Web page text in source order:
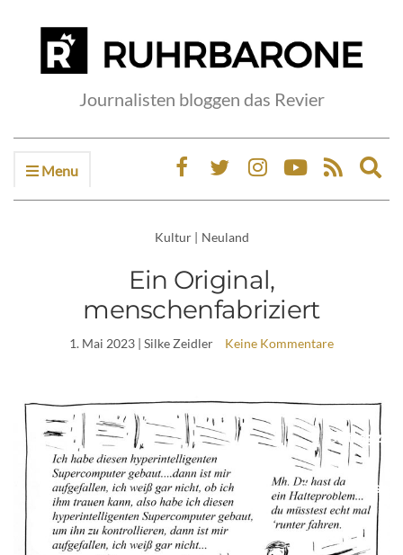
Journalisten bloggen das Revier
Menu
Kultur | Neuland
Ein Original,
menschenfabriziert
1. Mai 2023 | Silke Zeidler Keine Kommentare
Beitrag zur
Browser-Push